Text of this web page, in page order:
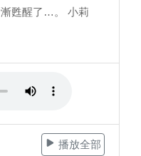
甦醒了…。 小莉
播放全部